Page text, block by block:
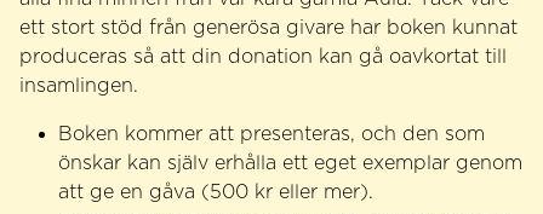
ett stort stöd från generösa givare har boken kunnat
produceras så att din donation kan gå oavkortat till
insamlingen.
Boken kommer att presenteras, och den som
önskar kan själv erhålla ett eget exemplar genom
att ge en gåva (500 kr eller mer).